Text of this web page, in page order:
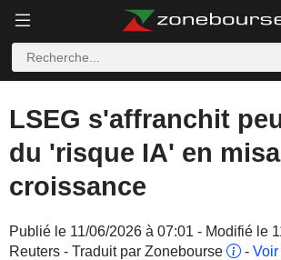
LSEG s'affranchit
du 'risque IA' en
croissance
Publié le 11/06/2026 à 07:01 - Modifié le
Reuters - Traduit par Zonebourse
- Voir